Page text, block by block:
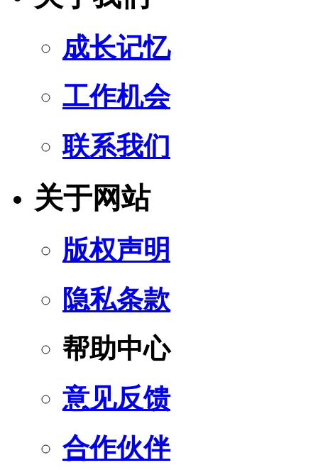
成长记忆
工作机会
联系我们
关于网站
版权声明
隐私条款
帮助中心
意见反馈
合作伙伴